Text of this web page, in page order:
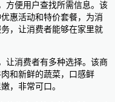
方便用户查找所需信息。该
惠活动和特价套餐，为消
，让消费者能够在家里就
让消费者有多种选择。该商
和新鲜的蔬菜，口感鲜
，非常可口。